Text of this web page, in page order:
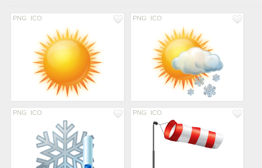
PNG ICO PNG ICO
PNG ICO PNG ICO